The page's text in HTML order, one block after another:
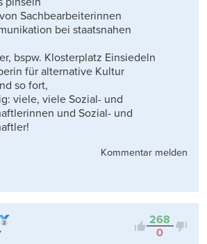
Sachbearbeiterinnen
bei staatsnahen
bspw. Klosterplatz Einsiedeln
für alternative Kultur
so fort,
viele, viele Sozial- und
und Sozial- und
Kommentar melden
268
0